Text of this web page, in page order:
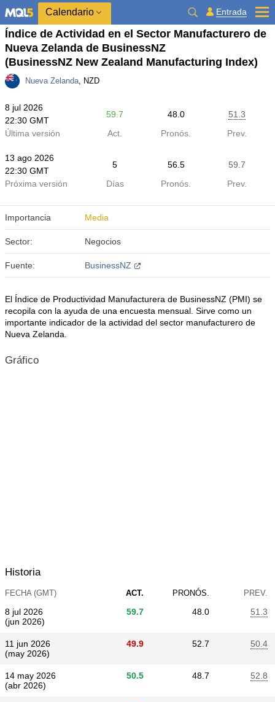
Calendario Entrada
Índice de Actividad en el Sector Manufacturero de
Nueva Zelanda de BusinessNZ
(BusinessNZ New Zealand Manufacturing Index)
Nueva Zelanda, NZD
8 jul 2026
22:30 GMT
59.7 48.0
51.3
Última versión
Act. Pronós. Prev.
13 ago 2026
22:30 GMT
5 56.5
59.7
Próxima versión
Días Pronós. Prev.
Importancia Media
Sector: Negocios
Fuente: BusinessNZ
El Índice de Productividad Manufacturera de BusinessNZ (PMI) se
recopila con la ayuda de una encuesta mensual. Sirve como un
importante indicador de la actividad del sector manufacturero de
Nueva Zelanda.
Gráfico
Historia
FECHA (GMT) ACT. PRONÓS. PREV.
8 jul 2026
(jun 2026)
59.7 48.0 51.3
11 jun 2026
(may 2026)
49.9 52.7 50.4
14 may 2026
(abr 2026)
50.5 48.7 52.8